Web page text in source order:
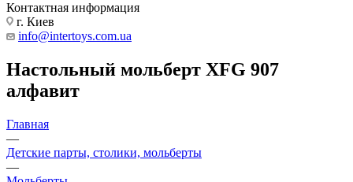
Контактная информация
г. Киев
info@intertoys.com.ua
Настольный мольберт XFG 907
алфавит
Главная
—
Детские парты, столики, мольберты
—